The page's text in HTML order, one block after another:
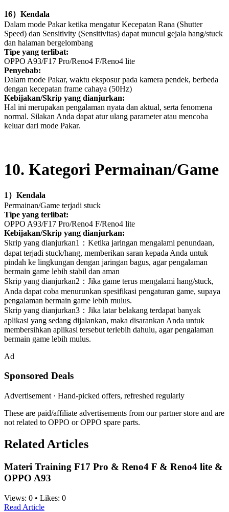
16） Kendala
Dalam mode Pakar ketika mengatur Kecepatan Rana (Shutter
Speed) dan Sensitivity (Sensitivitas) dapat muncul gejala hang/stuck
dan halaman bergelombang
Tipe yang terlibat:
OPPO A93/F17 Pro/Reno4 F/Reno4 lite
Penyebab:
Dalam mode Pakar, waktu eksposur pada kamera pendek, berbeda
dengan kecepatan frame cahaya (50Hz)
Kebijakan/Skrip yang dianjurkan:
Hal ini merupakan pengalaman nyata dan aktual, serta fenomena
normal. Silakan Anda dapat atur ulang parameter atau mencoba
keluar dari mode Pakar.
10. Kategori Permainan/Game
1 ） Kendala
Permainan/Game terjadi stuck
Tipe yang terlibat:
OPPO A93/F17 Pro/Reno4 F/Reno4 lite
Kebijakan/Skrip yang dianjurkan:
Skrip yang dianjurkan1 ： Ketika jaringan mengalami penundaan,
dapat terjadi stuck/hang, memberikan saran kepada Anda untuk
pindah ke lingkungan dengan jaringan bagus, agar pengalaman
bermain game lebih stabil dan aman
Skrip yang dianjurkan2 ： Jika game terus mengalami hang/stuck,
Anda dapat coba menurunkan spesifikasi pengaturan game, supaya
pengalaman bermain game lebih mulus.
Skrip yang dianjurkan3 ： Jika latar belakang terdapat banyak
aplikasi yang sedang dijalankan, maka disarankan Anda untuk
membersihkan aplikasi tersebut terlebih dahulu, agar pengalaman
bermain game lebih mulus.
Ad
Sponsored Deals
Advertisement · Hand-picked offers, refreshed regularly
These are paid/affiliate advertisements from our partner store and are
not related to OPPO or OPPO spare parts.
Related Articles
Materi Training F17 Pro & Reno4 F & Reno4 lite &
OPPO A93
Views: 0 • Likes: 0
Read Article